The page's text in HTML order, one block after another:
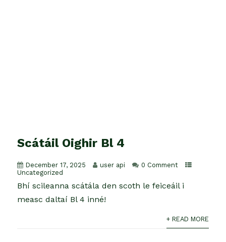
Scátáil Oighir Bl 4
December 17, 2025 user api
0 Comment
Uncategorized
Bhí scileanna scátála den scoth le feiceáil i
measc daltaí Bl 4 inné!
+ READ MORE